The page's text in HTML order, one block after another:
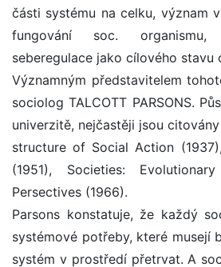
části systému na celku, význam
fungování soc. organismu,
seberegulace jako cílového stavu
Významným představitelem
sociolog TALCOTT PARSONS.
univerzitě, nejčastěji jsou
structure of Social Action
(1951), Societies:
Persectives (1966).
Parsons konstatuje, že každý
systémové potřeby, které musejí
systém v prostředí přetrvat. A